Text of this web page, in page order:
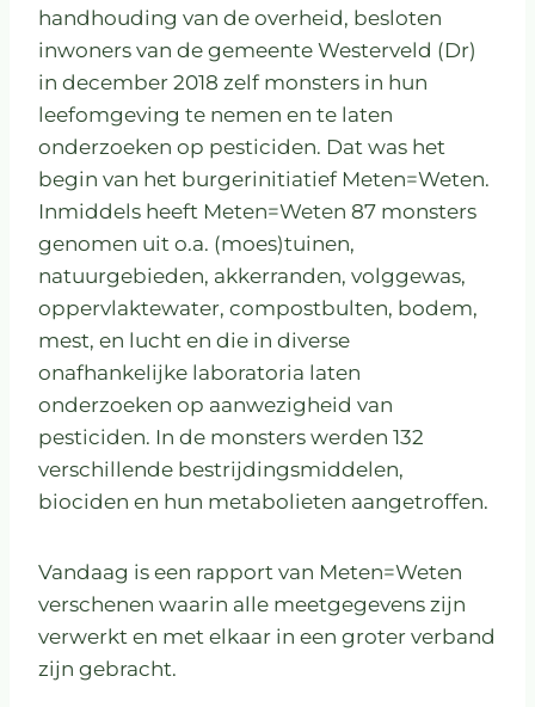
handhouding van de overheid, besloten
inwoners van de gemeente Westerveld (Dr)
in december 2018 zelf monsters in hun
leefomgeving te nemen en te laten
onderzoeken op pesticiden. Dat was het
begin van het burgerinitiatief Meten=Weten.
Inmiddels heeft Meten=Weten 87 monsters
genomen uit o.a. (moes)tuinen,
natuurgebieden, akkerranden, volggewas,
oppervlaktewater, compostbulten, bodem,
mest, en lucht en die in diverse
onafhankelijke laboratoria laten
onderzoeken op aanwezigheid van
pesticiden. In de monsters werden 132
verschillende bestrijdingsmiddelen,
biociden en hun metabolieten aangetroffen.
Vandaag is een rapport van Meten=Weten
verschenen waarin alle meetgegevens zijn
verwerkt en met elkaar in een groter verband
zijn gebracht.